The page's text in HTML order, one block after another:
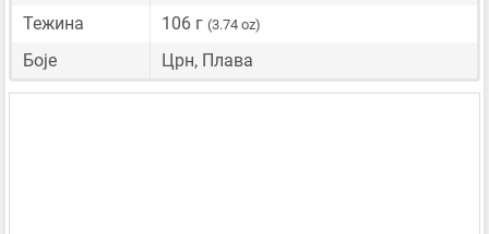
Тежина 106 г (3.74 oz)
Боје Црн, Плава